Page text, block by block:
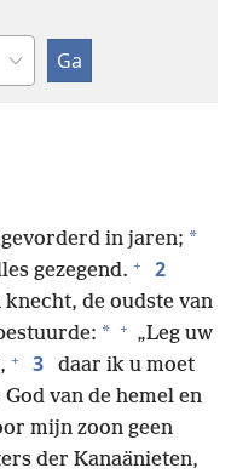
in jaren; *
gezegend. + 2
de oudste van
* + „Leg uw
+ 3
daar ik u moet
God van de hemel en
mijn zoon geen
der Kanaänieten,